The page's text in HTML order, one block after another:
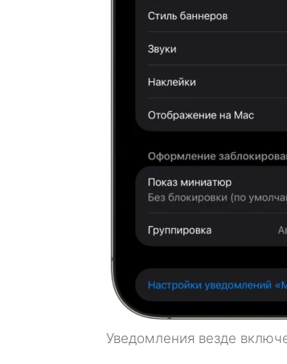
Уведомления везде